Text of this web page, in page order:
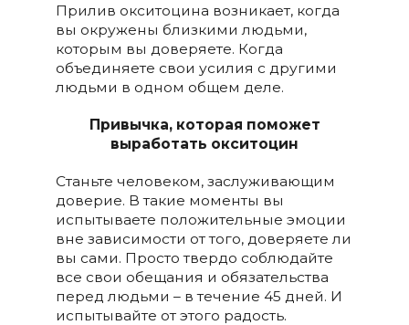
Прилив окситоцина возникает, когда
вы окружены близкими людьми,
которым вы доверяете. Когда
объединяете свои усилия с другими
людьми в одном общем деле.
Привычка, которая поможет
выработать окситоцин
Станьте человеком, заслуживающим
доверие. В такие моменты вы
испытываете положительные эмоции
вне зависимости от того, доверяете ли
вы сами. Просто твердо соблюдайте
все свои обещания и обязательства
перед людьми – в течение 45 дней. И
испытывайте от этого радость.